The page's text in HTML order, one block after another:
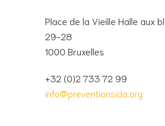
Place de la Vieille Halle aux
29-28
1000 Bruxelles
+32 (0)2 733 72 99
info@preventionsida.org